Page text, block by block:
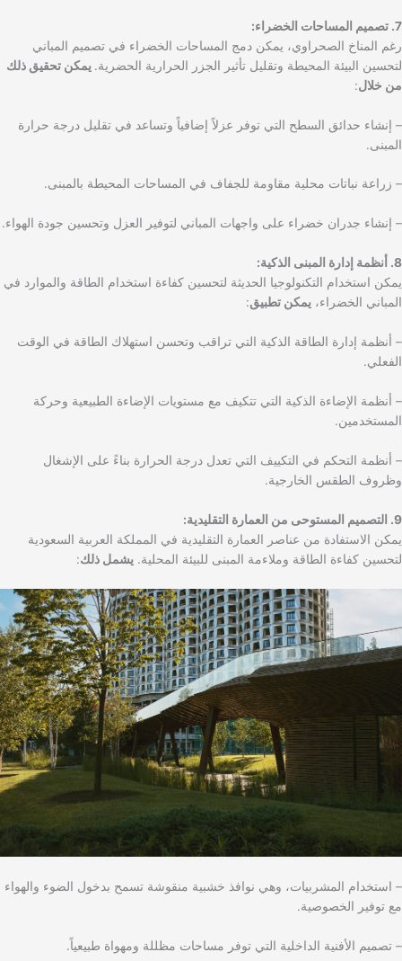
7. تصميم المساحات الخضراء:
رغم المناخ الصحراوي، يمكن دمج المساحات الخضراء في تصميم المباني
لتحسين البيئة المحيطة وتقليل تأثير الجزر الحرارية الحضرية. يمكن تحقيق ذلك
من خلال:
– إنشاء حدائق السطح التي توفر عزلاً إضافياً وتساعد في تقليل درجة حرارة
المبنى.
– زراعة نباتات محلية مقاومة للجفاف في المساحات المحيطة بالمبنى.
– إنشاء جدران خضراء على واجهات المباني لتوفير العزل وتحسين جودة الهواء.
8. أنظمة إدارة المبنى الذكية:
يمكن استخدام التكنولوجيا الحديثة لتحسين كفاءة استخدام الطاقة والموارد في
المباني الخضراء، يمكن تطبيق:
– أنظمة إدارة الطاقة الذكية التي تراقب وتحسن استهلاك الطاقة في الوقت
الفعلي.
– أنظمة الإضاءة الذكية التي تتكيف مع مستويات الإضاءة الطبيعية وحركة
المستخدمين.
– أنظمة التحكم في التكييف التي تعدل درجة الحرارة بناءً على الإشغال
وظروف الطقس الخارجية.
9. التصميم المستوحى من العمارة التقليدية:
يمكن الاستفادة من عناصر العمارة التقليدية في المملكة العربية السعودية
لتحسين كفاءة الطاقة وملاءمة المبنى للبيئة المحلية. يشمل ذلك:
– استخدام المشربيات، وهي نوافذ خشبية منقوشة تسمح بدخول الضوء والهواء
مع توفير الخصوصية.
– تصميم الأفنية الداخلية التي توفر مساحات مظللة ومهواة طبيعياً.